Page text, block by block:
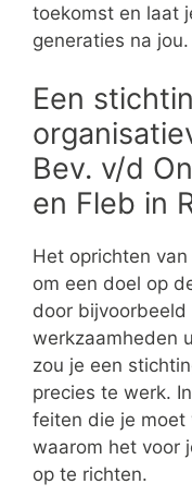
toekomst en laat
generaties na jou.
Een
Bev. v/d
en Fleb in
Het oprichten
om een doel op
door bijvoorbeeld
werkzaamheden
zou je een
precies te werk.
feiten die je moet
waarom het voor
op te richten.